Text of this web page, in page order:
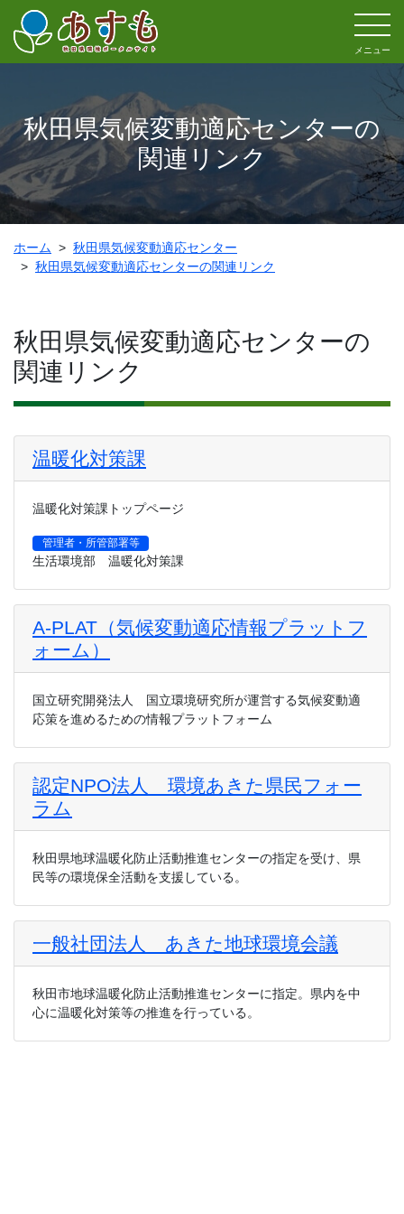
メニュー
秋田県気候変動適応センターの
関連リンク
ホーム
秋田県気候変動適応センター
秋田県気候変動適応センターの関連リンク
秋田県気候変動適応センターの
関連リンク
温暖化対策課
温暖化対策課トップページ
管理者・所管部署等
生活環境部 温暖化対策課
A-PLAT（気候変動適応情報プラットフ
ォーム）
国立研究開発法人 国立環境研究所が運営する気候変動適
応策を進めるための情報プラットフォーム
認定NPO法人 環境あきた県民フォー
ラム
秋田県地球温暖化防止活動推進センターの指定を受け、県
民等の環境保全活動を支援している。
一般社団法人 あきた地球環境会議
秋田市地球温暖化防止活動推進センターに指定。県内を中
心に温暖化対策等の推進を行っている。